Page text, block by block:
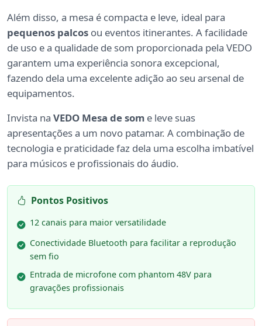
Além disso, a mesa é compacta e leve, ideal para
pequenos palcos ou eventos itinerantes. A facilidade
de uso e a qualidade de som proporcionada pela VEDO
garantem uma experiência sonora excepcional,
fazendo dela uma excelente adição ao seu arsenal de
equipamentos.
Invista na VEDO Mesa de som e leve suas
apresentações a um novo patamar. A combinação de
tecnologia e praticidade faz dela uma escolha imbatível
para músicos e profissionais do áudio.
Pontos Positivos
12 canais para maior versatilidade
Conectividade Bluetooth para facilitar a reprodução
sem fio
Entrada de microfone com phantom 48V para
gravações profissionais